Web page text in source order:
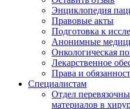
Энциклопедия
Правовые акты
Подготовка к
Анонимные
Онкологическая
Лекарственное
Права и
Специалистам
Отдел
материалов в